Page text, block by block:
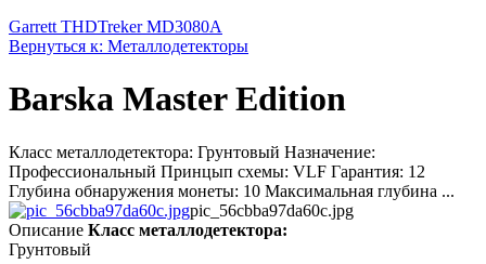
Garrett THDTreker MD3080A
Вернуться к: Металлодетекторы
Barska Master Edition
Класс металлодетектора: Грунтовый Назначение:
Профессиональный Принцып схемы: VLF Гарантия: 12
Глубина обнаружения монеты: 10 Максимальная глубина ...
pic_56cbba97da60c.jpg
Описание Класс металлодетектора:
Грунтовый